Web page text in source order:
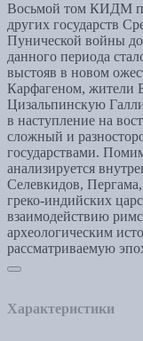
Восьмой том КИДМ
других государств
Пунической войны
данного периода
выстояв в новом
Карфагеном, жители
Цизальпинскую
в наступление на
сложный и
государствами.
анализируется
Селевкидов,
греко-индийских
взаимодействию
археологическим
рассматриваемую
Характеристики